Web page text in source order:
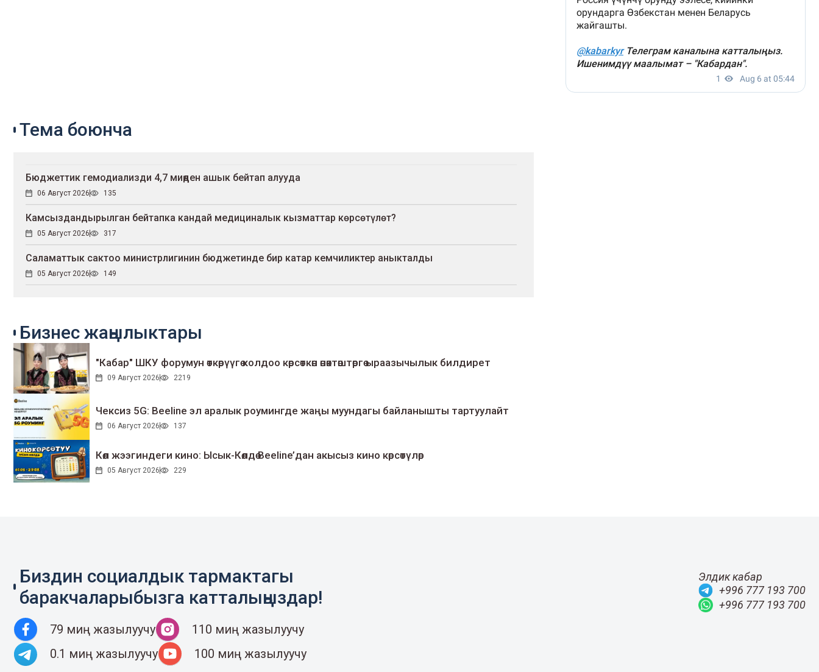
Тема боюнча
Бюджеттик гемодиализди 4,7 миңден ашык бейтап алууда
06 Август 2026 135
Камсыздандырылган бейтапка кандай медициналык кызматтар көрсөтүлөт?
05 Август 2026 317
Саламаттык сактоо министрлигинин бюджетинде бир катар кемчиликтер аныкталды
05 Август 2026 149
Бизнес жаңылыктары
"Кабар" ШКУ форумун өткөрүүгө колдоо көрсөткөн өнөктөштөргө ыраазычылык билдирет
09 Август 2026 2219
Чексиз 5G: Beeline эл аралык роумингде жаңы муундагы байланышты тартуулайт
06 Август 2026 137
Көл жээгиндеги кино: Ысык-Көлдө Beeline’дан акысыз кино көрсөтүлөр
05 Август 2026 229
Биздин социалдык тармактагы
баракчаларыбызга катталыңыздар!
79 миң жазылуучу
110 миң жазылуучу
0.1 миң жазылуучу
100 миң жазылуучу
Элдик кабар
+996 777 193 700
+996 777 193 700